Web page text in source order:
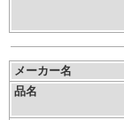
メーカー名
品名